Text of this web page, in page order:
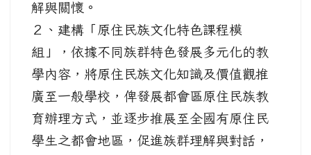
解與關懷。
２、建構「原住民族文化特色課程模
組」，依據不同族群特色發展多元化的教
學內容，將原住民族文化知識及價值觀推
廣至一般學校，俾發展都會區原住民族教
育辦理方式，並逐步推展至全國有原住民
學生之都會地區，促進族群理解與對話，